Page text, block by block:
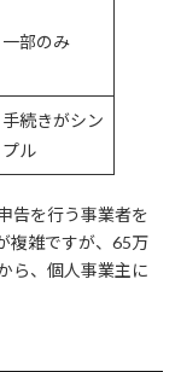
一部のみ
手続きがシン
プル
告を行う事業者を
複雑ですが、65万
ら、個人事業主に